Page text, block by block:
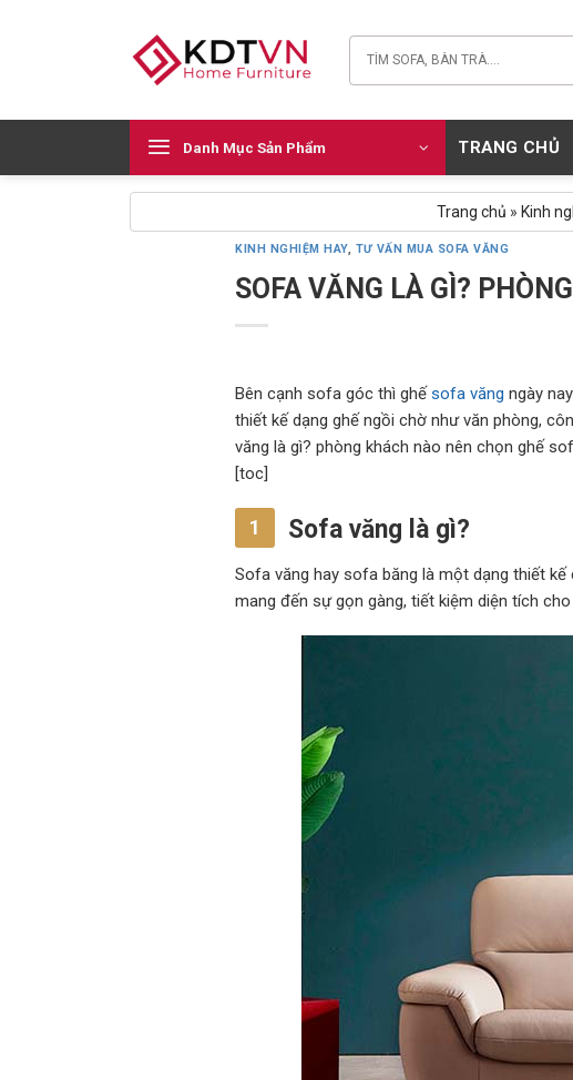
Tìm
kiếm:
Danh Mục Sản Phẩm TRANG CHỦ
Trang chủ » Kinh
KINH NGHIỆM HAY, TƯ VẤN MUA SOFA VĂNG
SOFA VĂNG LÀ GÌ?
Bên cạnh sofa góc thì ghếsofa văng ngày
thiết kế dạng ghế ngồi chờ như văn phòng,
văng là gì? phòng khách nào nên chọn ghế
[toc]
1 Sofa văng là gì?
Sofa văng hay sofa băng là một dạng thiết
mang đến sự gọn gàng, tiết kiệm diện tích cho